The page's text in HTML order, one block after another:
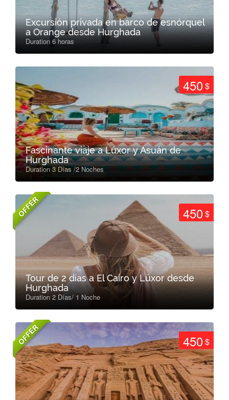
Excursión privada en barco de esnórquel
a Orange desde Hurghada
Duration 6 horas
450$
Fascinante viaje a Lúxor y Asuán de
Hurghada
Duration 3 Días /2 Noches
OFFER 450$
Tour de 2 días a El Cairo y Lúxor desde
Hurghada
Duration 2 Días/ 1 Noche
OFFER 450$